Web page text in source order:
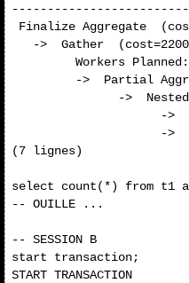
Finalize Aggregate
->  Gather
Workers
->  Partial
->
->
->
(7 lignes)
select count(*) from t1
-- OUILLE ...
-- SESSION B
start transaction;
START TRANSACTION